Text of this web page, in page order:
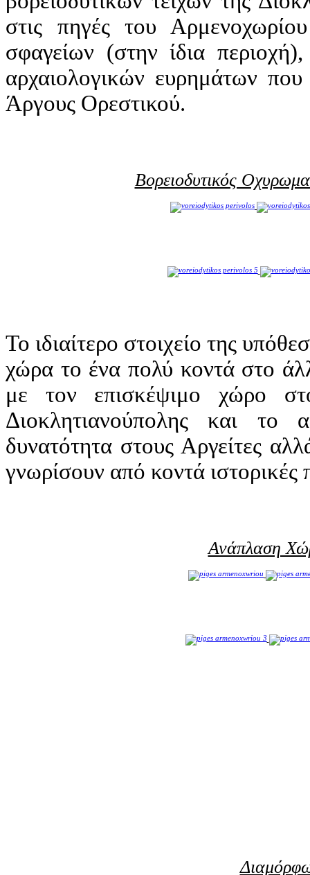
στις πηγές του
σφαγείων (στην ίδια
αρχαιολογικών ευρημάτων
Άργους Ορεστικού.
Βορειοδυτικός
Το ιδιαίτερο στοιχείο της
χώρα το ένα πολύ κοντά στο
με τον επισκέψιμο χώρο
Διοκλητιανούπολης και το
δυνατότητα στους Αργείτες
γνωρίσουν από κοντά ιστορικές
Ανάπλαση